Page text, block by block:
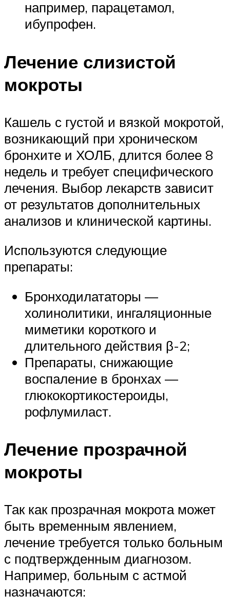
например, парацетамол,
ибупрофен.
Лечение слизистой
мокроты
Кашель с густой и вязкой мокротой,
возникающий при хроническом
бронхите и ХОЛБ, длится более 8
недель и требует специфического
лечения. Выбор лекарств зависит
от результатов дополнительных
анализов и клинической картины.
Используются следующие
препараты:
Бронходилататоры —
холинолитики, ингаляционные
миметики короткого и
длительного действия β-2;
Препараты, снижающие
воспаление в бронхах —
глюкокортикостероиды,
рофлумиласт.
Лечение прозрачной
мокроты
Так как прозрачная мокрота может
быть временным явлением,
лечение требуется только больным
с подтвержденным диагнозом.
Например, больным с астмой
назначаются: